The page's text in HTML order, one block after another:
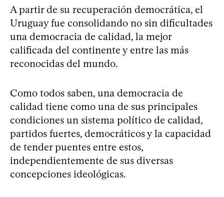
A partir de su recuperación democrática, el
Uruguay fue consolidando no sin dificultades
una democracia de calidad, la mejor
calificada del continente y entre las más
reconocidas del mundo.
Como todos saben, una democracia de
calidad tiene como una de sus principales
condiciones un sistema político de calidad,
partidos fuertes, democráticos y la capacidad
de tender puentes entre estos,
independientemente de sus diversas
concepciones ideológicas.